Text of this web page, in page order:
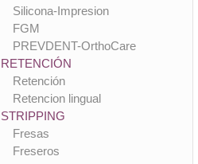
Silicona-Impresion
FGM
PREVDENT-OrthoCare
RETENCIÓN
Retención
Retencion lingual
STRIPPING
Fresas
Freseros